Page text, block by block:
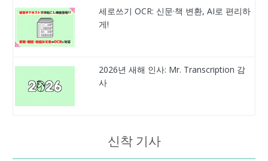
세로쓰기 OCR: 신문·책 변환, AI로 편리하
게!
2026년 새해 인사: Mr. Transcription 감
사
신착 기사